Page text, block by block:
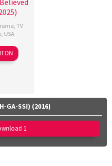
,TV
, USA
21
Sep
Dave
Thomas
GA-SSI) (2016)
1